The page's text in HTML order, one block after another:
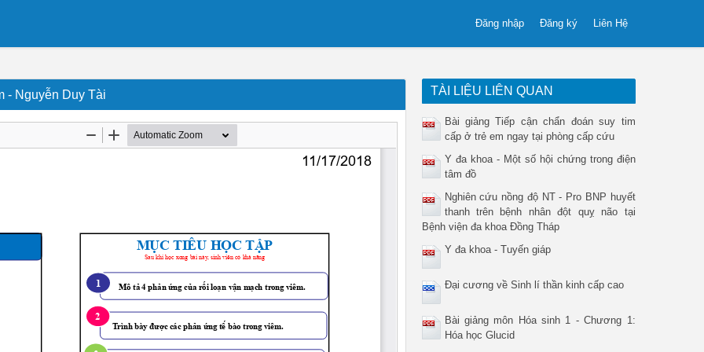
Liên Hệ
Đăng ký
Đăng nhập
- Nguyễn Duy Tài TÀI LIỆU LIÊN QUAN
Bài giảng Tiếp cận chẩn đoán suy tim
cấp ở trẻ em ngay tại phòng cấp cứu
Y đa khoa - Một số hội chứng trong điện
tâm đồ
Nghiên cứu nồng độ NT - Pro BNP huyết
thanh trên bệnh nhân đột quỵ não tại
Bệnh viện đa khoa Đồng Tháp
Y đa khoa - Tuyến giáp
Đại cương về Sinh lí thần kinh cấp cao
Bài giảng môn Hóa sinh 1 - Chương 1:
Hóa học Glucid